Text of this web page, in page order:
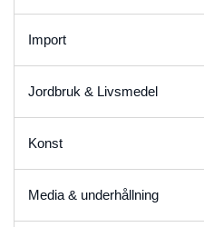
Import
Jordbruk & Livsmedel
Konst
Media & underhållning